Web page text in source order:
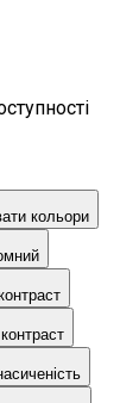
кольори